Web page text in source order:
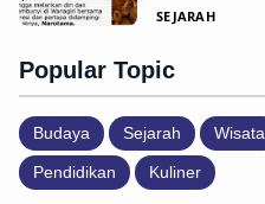
SEJARAH
Popular Topic
Budaya Sejarah Wisata
Pendidikan Kuliner